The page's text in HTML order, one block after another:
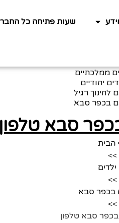
שעות פתיחה כל
ממלכתיים
יהודיים
לחינוך רגיל
בכפר סבא
סבא
הבית
>>
ילדים
>>
בכפר סבא
>>
בכפר סבא טלפון